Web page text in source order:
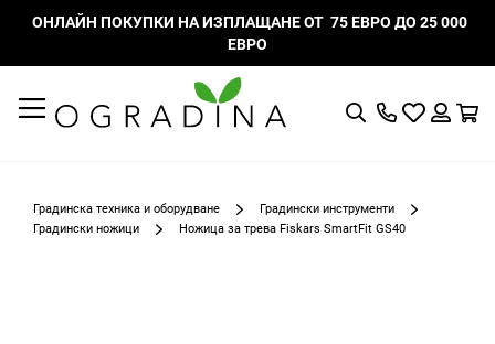
ОНЛАЙН ПОКУПКИ НА ИЗПЛАЩАНЕ ОТ 75 ЕВРО ДО 25 000
ЕВРО
ТърсенеМоят
Градинска техника и оборудване
Градински инструменти
Градински ножици
Ножица за трева Fiskars SmartFit GS40